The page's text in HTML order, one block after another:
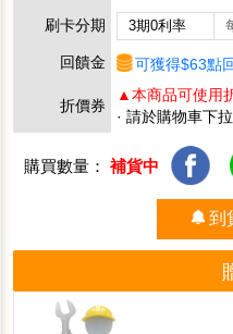
刷卡分期
3期0利率
回饋金 可獲得$63點
折價券
▲本商品可使用
· 請於購物車下
購買數量： 補貨中
到